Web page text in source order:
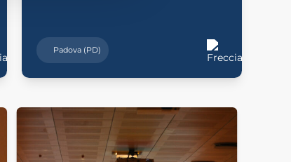
Padova (PD)